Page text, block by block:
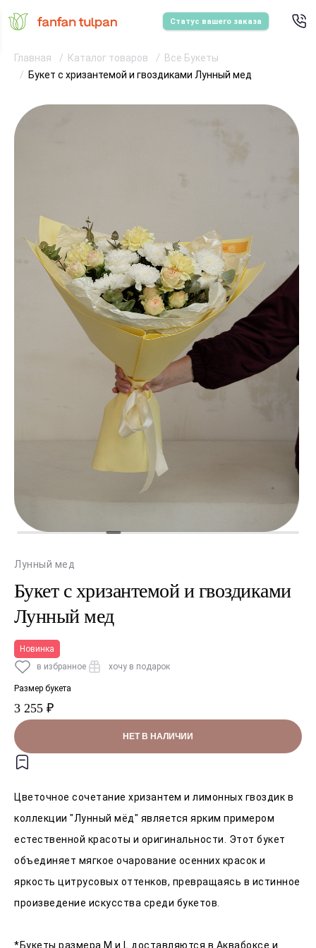
Статус вашего заказа
Главная Каталог товаров
Все Букеты
Букет с хризантемой и гвоздиками Лунный мед
Лунный мед
Букет с хризантемой и гвоздиками
Лунный мед
Новинка
в избранное
хочу в подарок
Размер букета
3 255 ₽
НЕТ В НАЛИЧИИ
Цветочное сочетание хризантем и лимонных гвоздик в
коллекции "Лунный мёд" является ярким примером
естественной красоты и оригинальности. Этот букет
объединяет мягкое очарование осенних красок и
яркость цитрусовых оттенков, превращаясь в истинное
произведение искусства среди букетов.
*Букеты размера M и L доставляются в Аквабоксе и